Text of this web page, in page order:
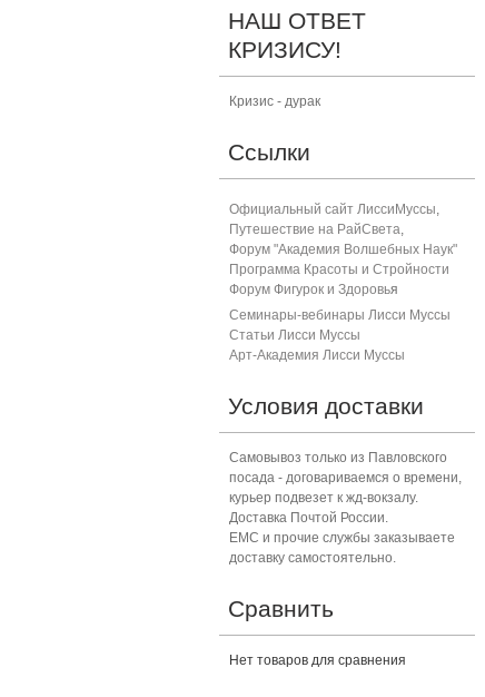
НАШ ОТВЕТ
КРИЗИСУ!
Кризис - дурак
Ссылки
Официальный сайт ЛиссиМуссы,
Путешествие на РайСвета,
Форум "Академия Волшебных Наук"
Программа Красоты и Стройности
Форум Фигурок и Здоровья
Семинары-вебинары Лисси Муссы
Статьи Лисси Муссы
Арт-Академия Лисси Муссы
Условия доставки
Самовывоз только из Павловского
посада - договариваемся о времени,
курьер подвезет к жд-вокзалу.
Доставка Почтой России.
ЕМС и прочие службы заказываете
доставку самостоятельно.
Сравнить
Нет товаров для сравнения